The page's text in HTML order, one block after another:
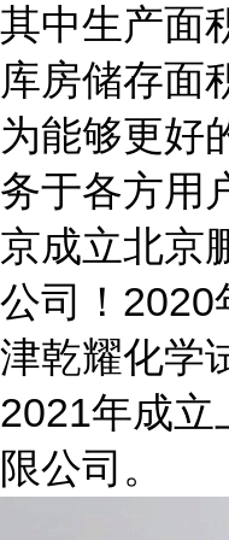
其中生产面
库房储存面
为能够更好
务于各方用
京成立北京
公司！2020
津乾耀化学
2021年成立
限公司。